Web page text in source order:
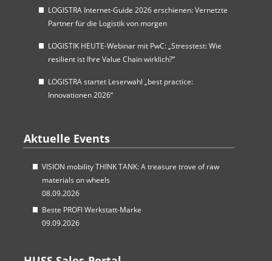
LOGISTRA Internet-Guide 2026 erschienen: Vernetzte
Partner für die Logistik von morgen
LOGISTIK HEUTE-Webinar mit PwC: „Stresstest: Wie
resilient ist Ihre Value Chain wirklich?“
LOGISTRA startet Leserwahl „best practice:
Innovationen 2026“
Aktuelle Events
VISION mobility THINK TANK: A treasure trove of raw
materials on wheels
08.09.2026
Beste PROFI Werkstatt-Marke
09.09.2026